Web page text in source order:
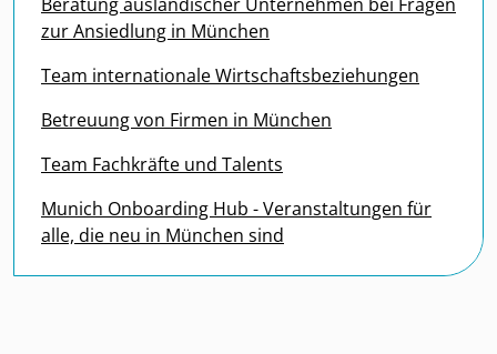
zur Ansiedlung in München
Team internationale Wirtschaftsbeziehungen
Betreuung von Firmen in München
Team Fachkräfte und Talents
Munich Onboarding Hub - Veranstaltungen für
alle, die neu in München sind